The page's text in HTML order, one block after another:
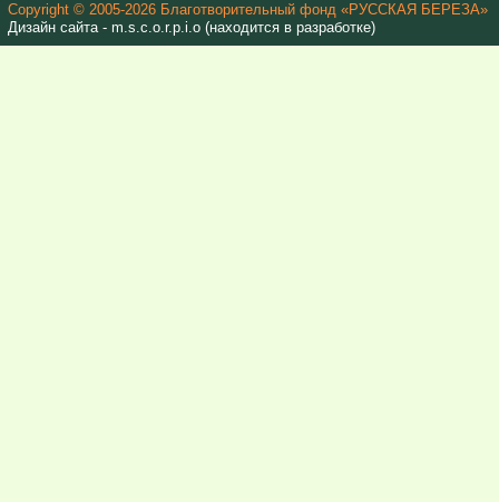
Copyright © 2005-2026 Благотворительный фонд «РУССКАЯ БЕРЕЗА»
Дизайн сайта - m.s.c.o.r.p.i.o (находится в разработке)